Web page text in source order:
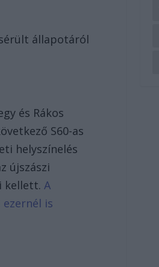
állapotáról
és Rákos
S60-as
helyszínelés
újszászi
kellett.A
is